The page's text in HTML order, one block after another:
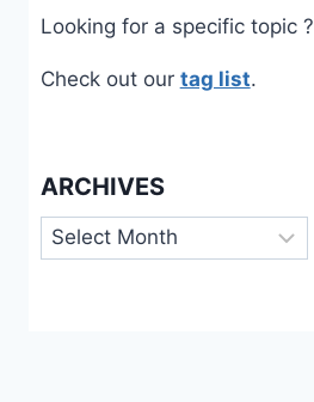
Looking for a specific topic ?
Check out our tag list.
ARCHIVES
Archives